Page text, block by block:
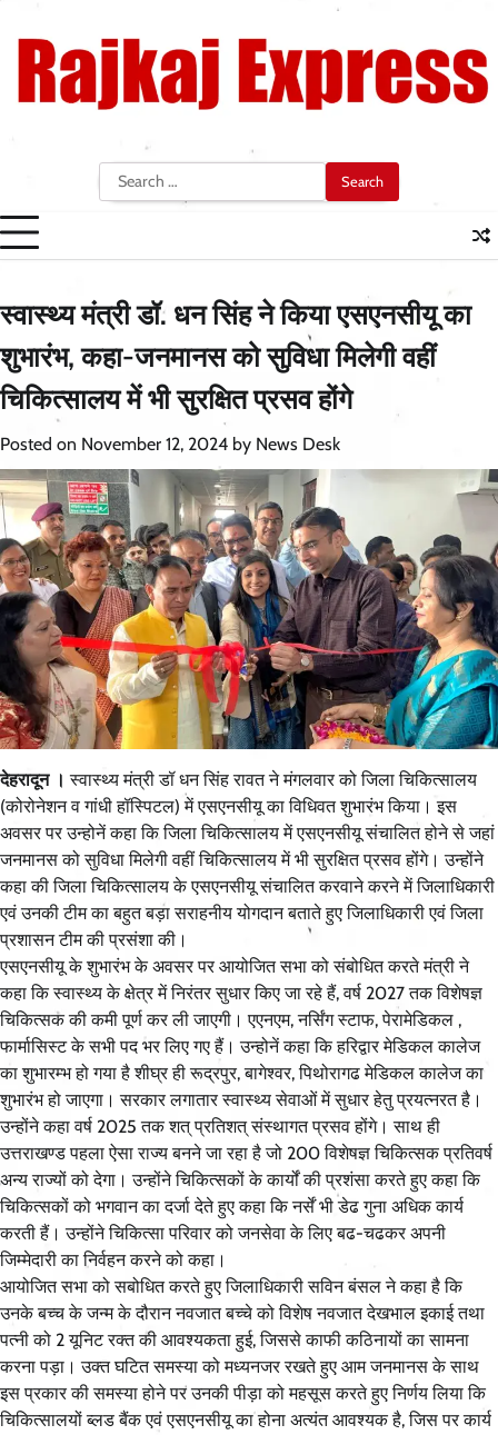
content
Search
for:
स्वास्थ्य मंत्री डॉ. धन सिंह ने किया एसएनसीयू का
शुभारंभ, कहा-जनमानस को सुविधा मिलेगी वहीं
चिकित्सालय में भी सुरक्षित प्रसव होंगे
Posted on November 12, 2024 by News Desk
देहरादून । स्वास्थ्य मंत्री डॉ धन सिंह रावत ने मंगलवार को जिला चिकित्सालय
(कोरोनेशन व गांधी हॉस्पिटल) में एसएनसीयू का विधिवत शुभारंभ किया। इस
अवसर पर उन्होनें कहा कि जिला चिकित्सालय में एसएनसीयू संचालित होने से जहां
जनमानस को सुविधा मिलेगी वहीं चिकित्सालय में भी सुरक्षित प्रसव होंगे। उन्होंने
कहा की जिला चिकित्सालय के एसएनसीयू संचालित करवाने करने में जिलाधिकारी
एवं उनकी टीम का बहुत बड़ा सराहनीय योगदान बताते हुए जिलाधिकारी एवं जिला
प्रशासन टीम की प्रसंशा की।
एसएनसीयू के शुभारंभ के अवसर पर आयोजित सभा को संबोधित करते मंत्री ने
कहा कि स्वास्थ्य के क्षेत्र में निरंतर सुधार किए जा रहे हैं, वर्ष 2027 तक विशेषज्ञ
चिकित्सक की कमी पूर्ण कर ली जाएगी। एएनएम, नर्सिंग स्टाफ, पेरामेडिकल ,
फार्मासिस्ट के सभी पद भर लिए गए हैं। उन्होनें कहा कि हरिद्वार मेडिकल कालेज
का शुभारम्भ हो गया है शीघ्र ही रूद्रपुर, बागेश्वर, पिथोरागढ मेडिकल कालेज का
शुभारंभ हो जाएगा। सरकार लगातार स्वास्थ्य सेवाओं में सुधार हेतु प्रयत्नरत है।
उन्होंने कहा वर्ष 2025 तक शत् प्रतिशत् संस्थागत प्रसव होंगे। साथ ही
उत्तराखण्ड पहला ऐसा राज्य बनने जा रहा है जो 200 विशेषज्ञ चिकित्सक प्रतिवर्ष
अन्य राज्यों को देगा। उन्होंने चिकित्सकों के कार्यों की प्रशंसा करते हुए कहा कि
चिकित्सकों को भगवान का दर्जा देते हुए कहा कि नर्सें भी डेढ गुना अधिक कार्य
करती हैं। उन्होंने चिकित्सा परिवार को जनसेवा के लिए बढ-चढकर अपनी
जिम्मेदारी का निर्वहन करने को कहा।
आयोजित सभा को सबोधित करते हुए जिलाधिकारी सविन बंसल ने कहा है कि
उनके बच्च के जन्म के दौरान नवजात बच्चे को विशेष नवजात देखभाल इकाई तथा
पत्नी को 2 यूनिट रक्त की आवश्यकता हुई, जिससे काफी कठिनायों का सामना
करना पड़ा। उक्त घटित समस्या को मध्यनजर रखते हुए आम जनमानस के साथ
इस प्रकार की समस्या होने पर उनकी पीड़ा को महसूस करते हुए निर्णय लिया कि
चिकित्सालयों ब्लड बैंक एवं एसएनसीयू का होना अत्यंत आवश्यक है, जिस पर कार्य